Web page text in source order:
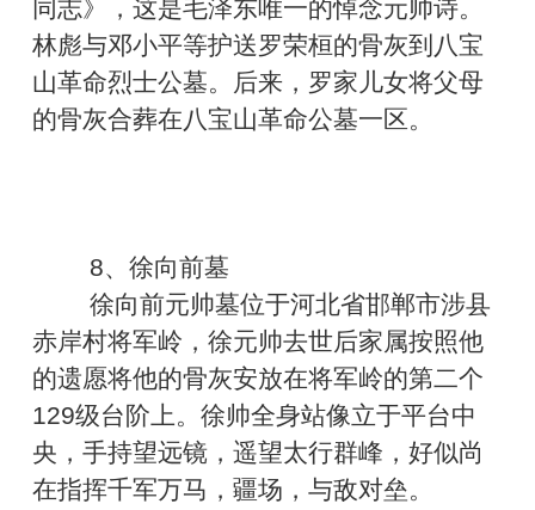
同志》，这是毛泽东唯一的悼念元帅诗。
林彪与邓小平等护送罗荣桓的骨灰到八宝
山革命烈士公墓。后来，罗家儿女将父母
的骨灰合葬在八宝山革命公墓一区。
8、徐向前墓
徐向前元帅墓位于河北省邯郸市涉县
赤岸村将军岭，徐元帅去世后家属按照他
的遗愿将他的骨灰安放在将军岭的第二个
129级台阶上。徐帅全身站像立于平台中
央，手持望远镜，遥望太行群峰，好似尚
在指挥千军万马，疆场，与敌对垒。